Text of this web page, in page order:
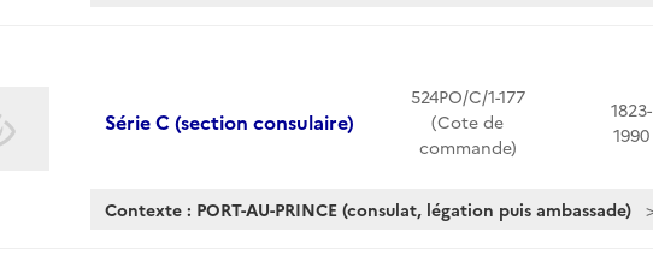
Série C (section consulaire)
524PO/C/1-177
(Cote de
commande)
1823-
1990
Contexte : PORT-AU-PRINCE (consulat, légation puis ambassade)